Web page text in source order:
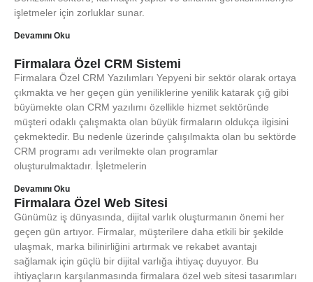
işletmeler için zorluklar sunar.
Devamını Oku
Firmalara Özel CRM Sistemi
Firmalara Özel CRM Yazılımları Yepyeni bir sektör olarak ortaya
çıkmakta ve her geçen gün yeniliklerine yenilik katarak çığ gibi
büyümekte olan CRM yazılımı özellikle hizmet sektöründe
müşteri odaklı çalışmakta olan büyük firmaların oldukça ilgisini
çekmektedir. Bu nedenle üzerinde çalışılmakta olan bu sektörde
CRM programı adı verilmekte olan programlar
oluşturulmaktadır. İşletmelerin
Devamını Oku
Firmalara Özel Web Sitesi
Günümüz iş dünyasında, dijital varlık oluşturmanın önemi her
geçen gün artıyor. Firmalar, müşterilere daha etkili bir şekilde
ulaşmak, marka bilinirliğini artırmak ve rekabet avantajı
sağlamak için güçlü bir dijital varlığa ihtiyaç duyuyor. Bu
ihtiyaçların karşılanmasında firmalara özel web sitesi tasarımları